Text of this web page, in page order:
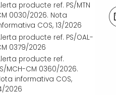
producte ref. PS/MTN
0030/2026. Nota
COS, 13/2026
producte ref. PS/OAL-
0379/2026
producte ref.
MCH-CM 0360/2026.
informativa COS,
2026